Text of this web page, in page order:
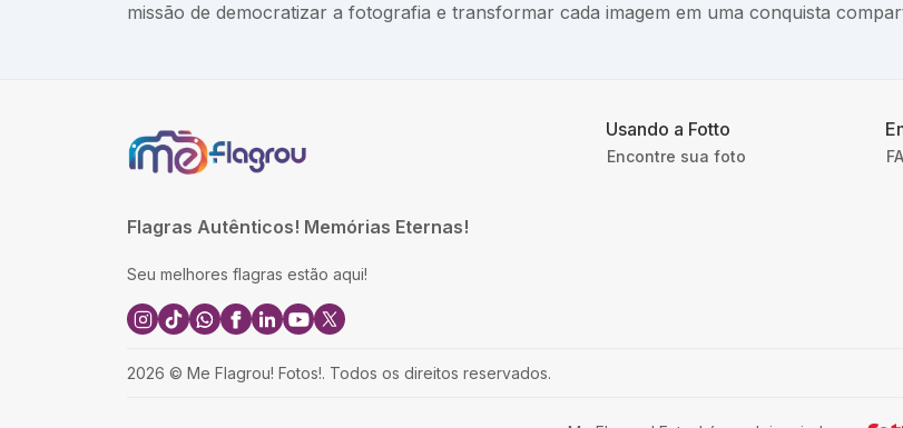
missão de democratizar a fotografia e transformar cada imagem em uma conquista
Flagras Autênticos! Memórias Eternas!
Seu melhores flagras estão aqui!
Usando a Fotto
Encontre sua foto
2026 © Me Flagrou! Fotos!. Todos os direitos reservados.